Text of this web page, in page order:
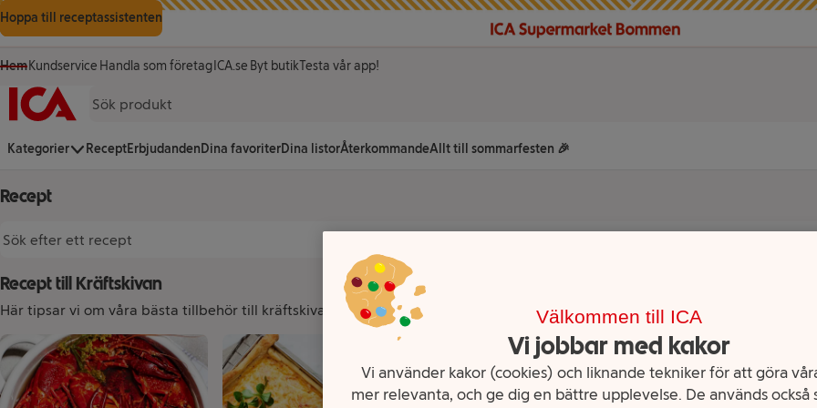
Gå till innehåll
Gå till sökning
Gå till sidfot
Hoppa till receptassistenten
HemKundservice Handla som företag ICA.se
(öppnas i ett nytt fönster)
Byt butik
(öppnas i ett nytt fönster)
Testa vår app!
Startsida
Kategorier ReceptErbjudanden Dina favoriterDina listorÅterkommandeAllt till sommarfesten 🎉
Recept
Recept till Kräftskivan
Här tipsar vi om våra bästa tillbehör till kräftskivan, för det är ju tillbehören som gör det!
Recept
Välkommen till ICA
Vi jobbar med kakor
Vi använder kakor (cookies) och liknande tekniker för att göra
mer relevanta, och ge dig en bättre upplevelse. De används också